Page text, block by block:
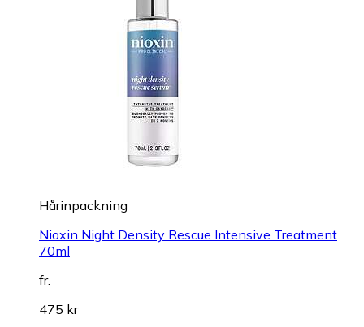
Hårinpackning
Nioxin Night Density Rescue Intensive Treatment
70ml
fr.
475 kr